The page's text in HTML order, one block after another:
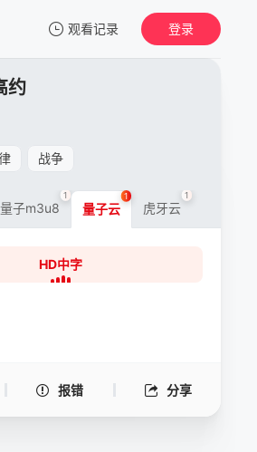
观看记录 登录
约
战争
报错 分享
量子m3u8
1
量子云
1
虎牙云
1
HD中字